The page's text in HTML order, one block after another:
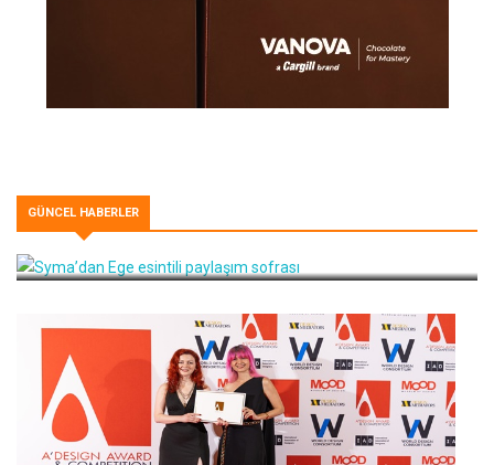
GÜNCEL HABERLER
Syma’dan Ege esintili paylaşım sofrası